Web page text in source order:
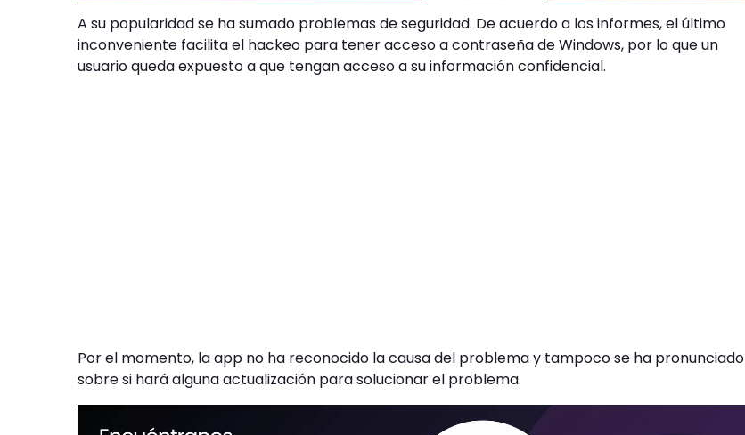
A su popularidad se ha sumado problemas de seguridad. De acuerdo a los informes, el último
inconveniente facilita el hackeo para tener acceso a contraseña de Windows, por lo que un
usuario queda expuesto a que tengan acceso a su información confidencial.
Por el momento, la app no ha reconocido la causa del problema y tampoco se ha pronunciado
sobre si hará alguna actualización para solucionar el problema.